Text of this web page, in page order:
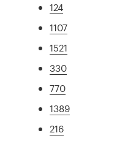
124
1107
1521
330
770
1389
216